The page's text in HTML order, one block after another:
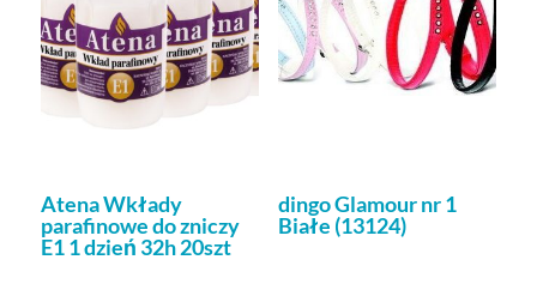
Atena Wkłady
parafinowe do zniczy
E1 1 dzień 32h 20szt
dingo Glamour nr 1
Białe (13124)